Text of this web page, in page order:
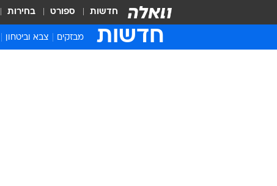
חדשות ספורט בחירות
חדשות מבזקים צבא וביטחון